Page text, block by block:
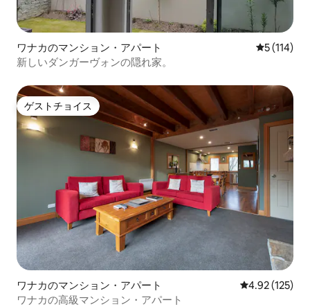
ワナカのマンション・アパート レビュー
5 (114)
新しいダンガーヴォンの隠れ家。
ゲストチョイス
ゲストチョイス
ワナカのマンション・アパート レビュー125
4.92 (125)
ワナカの高級マンション・アパート